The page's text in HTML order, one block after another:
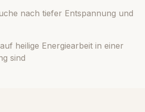
nach tiefer Entspannung und
heilige Energiearbeit in einer
sind